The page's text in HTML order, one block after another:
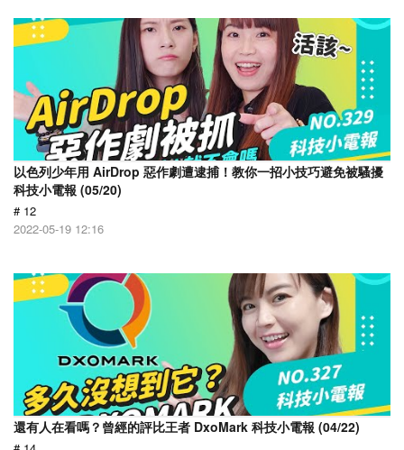
以色列少年用 AirDrop 惡作劇遭逮捕！教你一招小技巧避免被騷擾
科技小電報 (05/20)
# 12
2022-05-19 12:16
還有人在看嗎？曾經的評比王者 DxoMark 科技小電報 (04/22)